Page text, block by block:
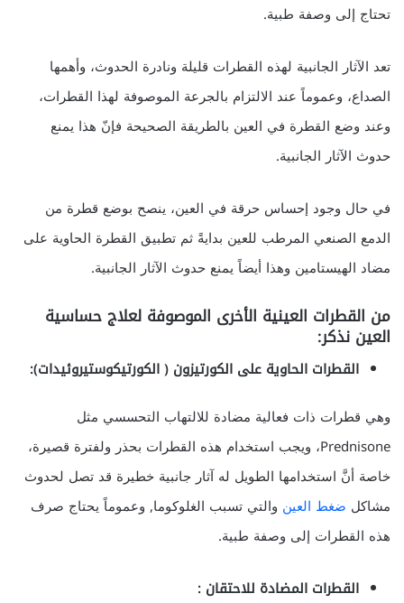
تحتاج إلى وصفة طبية.
تعد الآثار الجانبية لهذه القطرات قليلة ونادرة الحدوث، وأهمها
الصداع، وعموماً عند الالتزام بالجرعة الموصوفة لهذا القطرات،
وعند وضع القطرة في العين بالطريقة الصحيحة فإنّ هذا يمنع
حدوث الآثار الجانبية.
في حال وجود إحساس حرقة في العين، ينصح بوضع قطرة من
الدمع الصنعي المرطب للعين بدايةً ثم تطبيق القطرة الحاوية على
مضاد الهيستامين وهذا أيضاً يمنع حدوث الآثار الجانبية.
من القطرات العينية الأخرى الموصوفة لعلاج حساسية
العين نذكر:
القطرات الحاوية على الكورتيزون (الكورتيكوستيروئيدات):
وهي قطرات ذات فعالية مضادة للالتهاب التحسسي مثل
Prednisone، ويجب استخدام هذه القطرات بحذر ولفترة قصيرة،
خاصة أنَّ استخدامها الطويل له آثار جانبية خطيرة قد تصل لحدوث
مشاكل ضغط العين والتي تسبب الغلوكوما, وعموماً يحتاج صرف
هذه القطرات إلى وصفة طبية.
القطرات المضادة للاحتقان :